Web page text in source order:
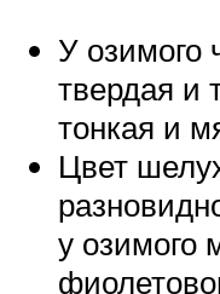
У озимого
твердая и
тонкая и
Цвет
у озимого